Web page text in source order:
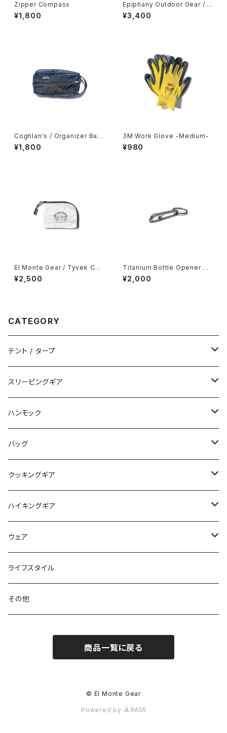
Zipper Compass
¥1,800
Epiphany Outdoor Gear / P
ocket Bellows
¥3,400
Coghlan's / Organizer Bag
s -Small-
¥1,800
3M Work Glove -Medium-
¥980
El Monte Gear / Tyvek Coi
n Case
¥2,500
Titanium Bottle Opener Ke
ychain
¥2,000
CATEGORY
テント / タープ
タープ / シェルター
ペグ / ステークス
アクセサリー
スリーピングギア
シュラフ / キルト
ビビィ
マット
ピロー
ハンモック
ハンモック
アクセサリー
バッグ
バックパック
サコッシュ / ウェストポーチ
トートバッグ
パックアクセサリー
クッキングギア
バーナー / ストーブ / 燃料
クッカー / カップ
カトラリー
ボトル
ハイキングギア
ストック
スノーシュー / アイゼン
スタッフサック
ナイフ / ツール
ウェア
トップス
ハードシェル / レインウェア
ウェアアクセサリー
ライフスタイル
その他
商品一覧に戻る
© El Monte Gear
Powered by